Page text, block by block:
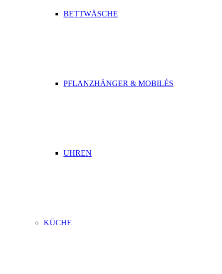
BETTWÄSCHE
PFLANZHÄNGER & MOBILÉS
UHREN
KÜCHE